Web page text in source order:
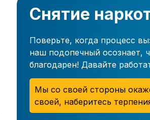
Снятие
Поверьте, когда процесс
наш подопечный осознает,
благодарен! Давайте
Мы со своей стороны
своей, наберитесь